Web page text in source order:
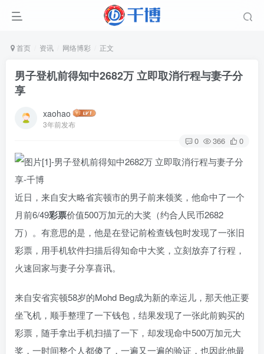
首页 资讯 网络博彩 正文
男子登机前得知中2682万 立即取消行程与妻子分
享
xaohao
3年前发布
0 366 0
近日，来自安大略省宾顿市的男子前来领奖，他命中了一个
月前6/49彩票价值500万加元的大奖（约合人民币2682
万）。有意思的是，他是在登记前检查钱包时发现了一张旧
彩票，用手机软件扫描后得知命中大奖，立刻放弃了行程，
火速回家与妻子分享喜讯。
来自安省宾顿58岁的Mohd Beg成为新的幸运儿，那天他正要
坐飞机，顺手整理了一下钱包，结果发现了一张此前购买的
彩票，随手拿出手机扫描了一下，却发现命中500万加元大
奖，一时间整个人都傻了，一遍又一遍的验证，也因此他最